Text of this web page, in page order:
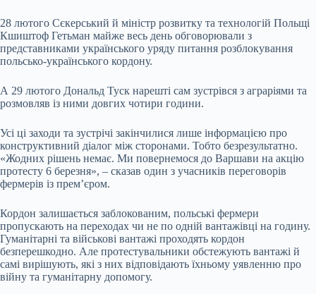
28 лютого Сєкерський й міністр розвитку та технологій Польщі
Кшиштоф Гетьман майже весь день обговорювали з
представниками українського уряду питання розблокування
польсько-українського кордону.
А 29 лютого Дональд Туск нарешті сам зустрівся з аграріями та
розмовляв із ними довгих чотири години.
Усі ці заходи та зустрічі закінчилися лише інформацією про
конструктивний діалог між сторонами. Тобто безрезультатно.
«Жодних рішень немає. Ми повернемося до Варшави на акцію
протесту 6 березня», – сказав один з учасників переговорів
фермерів із премʼєром.
Кордон залишається заблокованим, польські фермери
пропускають на переходах чи не по одній вантажівці на годину.
Гуманітарні та військові вантажі проходять кордон
безперешкодно. Але протестувальники обстежують вантажі й
самі вирішують, які з них відповідають їхньому уявленню про
війну та гуманітарну допомогу.